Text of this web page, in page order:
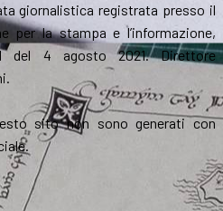
giornalistica registrata presso il
per la stampa e l’informazione,
del 4 agosto 2021. Direttore
sito non sono generati con